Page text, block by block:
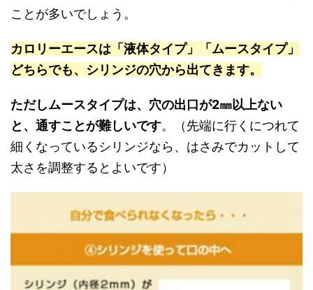
ことが多いでしょう。
カロリーエースは「液体タイプ」「ムースタイプ」
どちらでも、シリンジの穴から出てきます。
ただしムースタイプは、穴の出口が2㎜以上ない
と、通すことが難しいです。（先端に行くにつれて
細くなっているシリンジなら、はさみでカットして
太さを調整するとよいです）